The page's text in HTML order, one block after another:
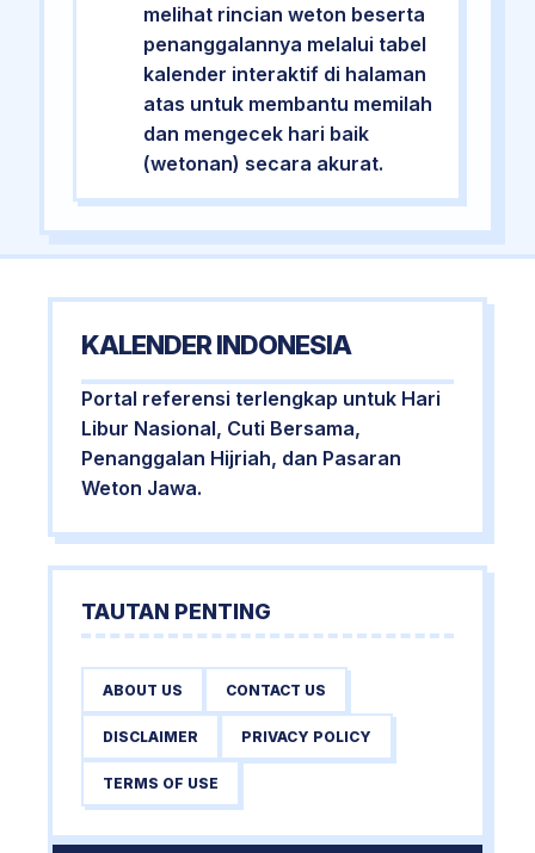
melihat rincian weton beserta
penanggalannya melalui tabel
kalender interaktif di halaman
atas untuk membantu memilah
dan mengecek hari baik
(wetonan) secara akurat.
KALENDER INDONESIA
Portal referensi terlengkap untuk Hari
Libur Nasional, Cuti Bersama,
Penanggalan Hijriah, dan Pasaran
Weton Jawa.
TAUTAN PENTING
ABOUT US CONTACT US
DISCLAIMER PRIVACY POLICY
TERMS OF USE